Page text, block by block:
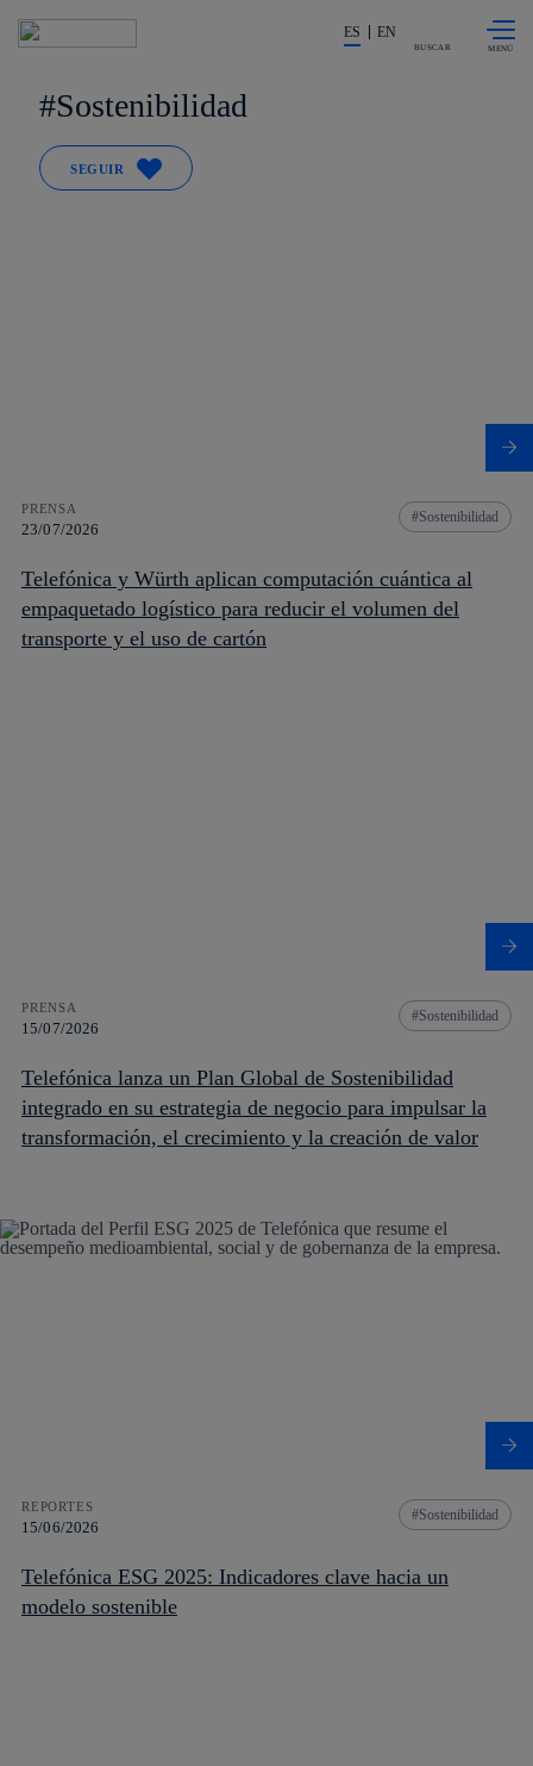
La acción en accionistas e
ES EN
BUSCAR
Sostenibilidad
SEGUIR
PRENSA
23/07/2026
Sostenibilidad
Telefónica y Würth aplican computación cuántica al
empaquetado logístico para reducir el volumen del
transporte y el uso de cartón
PRENSA
15/07/2026
Sostenibilidad
Telefónica lanza un Plan Global de Sostenibilidad
integrado en su estrategia de negocio para impulsar la
transformación, el crecimiento y la creación de valor
REPORTES
15/06/2026
Sostenibilidad
Telefónica ESG 2025: Indicadores clave hacia un
modelo sostenible